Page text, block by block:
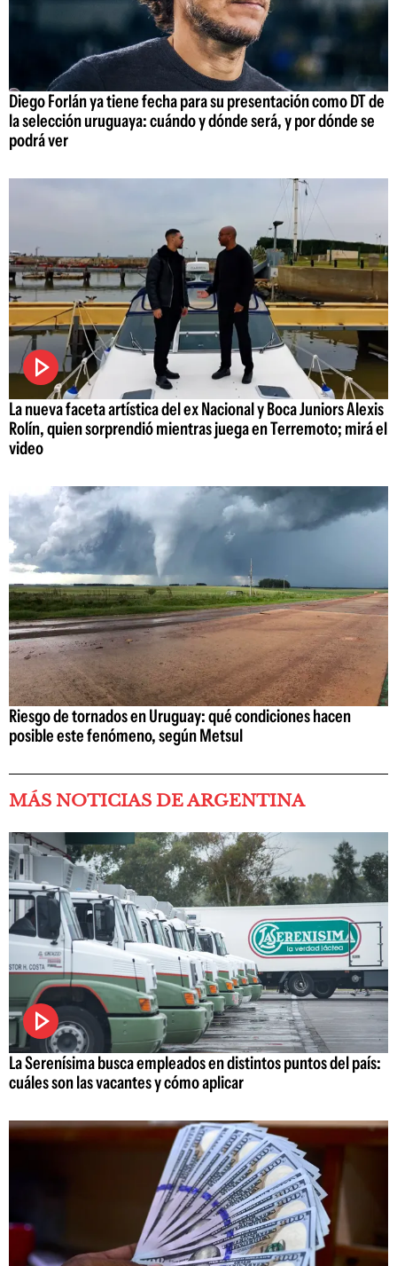
Diego Forlán ya tiene fecha para su presentación como DT de
la selección uruguaya: cuándo y dónde será, y por dónde se
podrá ver
La nueva faceta artística del ex Nacional y Boca Juniors Alexis
Rolín, quien sorprendió mientras juega en Terremoto; mirá el
video
Riesgo de tornados en Uruguay: qué condiciones hacen
posible este fenómeno, según Metsul
MÁS NOTICIAS DE ARGENTINA
La Serenísima busca empleados en distintos puntos del país:
cuáles son las vacantes y cómo aplicar